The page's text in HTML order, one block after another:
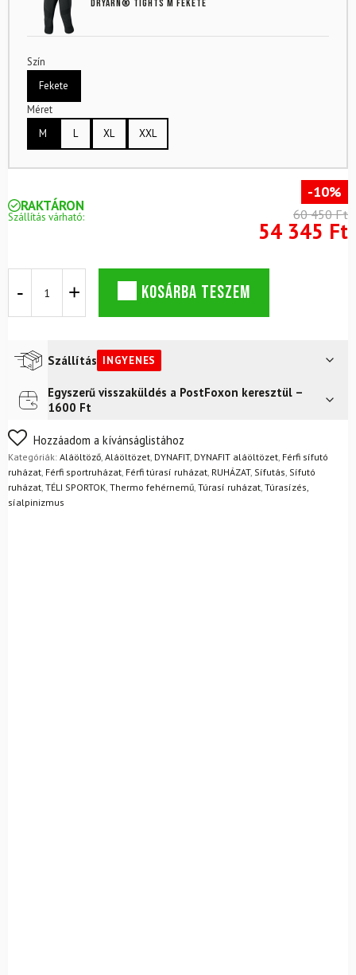
Dryarn® Tights M Fekete
Szín
Fekete
Méret
M
L XL XXL
RAKTÁRON
Szállítás várható:
-10%
60 450 Ft
54 345 Ft
Speed
termo
mennyiség
KOSÁRBA TESZEM
Szállítás INGYENES
Futár a címreIngyenes
FoxPost
Egyszerű visszaküldés a PostFoxon keresztül –
1600 Ft
Nem biztos a választásában? Semmi gond – a terméket
egyszerűen visszaküldheti 14 napon belül, indoklás nélkül.
Mik a visszaküldés feltételei?
Hozzáadom a kívánságlistához
Kategóriák: Aláöltöző, Aláöltözet, DYNAFIT, DYNAFIT aláöltözet, Férfi sífutó
ruházat, Férfi sportruházat, Férfi túrasí ruházat, RUHÁZAT, Sífutás, Sífutó
ruházat, TÉLI SPORTOK, Thermo fehérnemű, Túrasí ruházat, Túrasízés,
síalpinizmus